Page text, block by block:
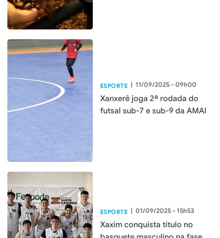
ESPORTE | 11/09/2025 - 09h00
Xanxerê joga 2ª rodada do
futsal sub-7 e sub-9 da AMAI
ESPORTE | 01/09/2025 - 15h53
Xaxim conquista título no